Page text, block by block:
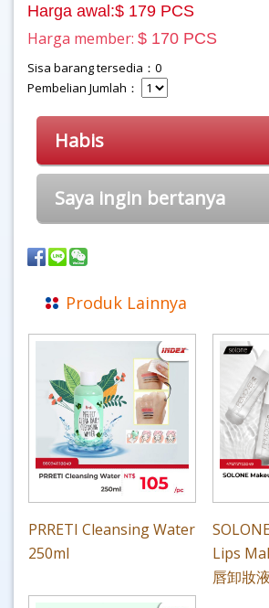
Harga awal:$ 179 PCS
Harga member: $ 170 PCS
Sisa barang tersedia：0
Pembelian Jumlah：
Habis
Saya ingin bertanya
Produk Lainnya
PRRETI Cleansing Water
250ml
Lips
唇卸妝